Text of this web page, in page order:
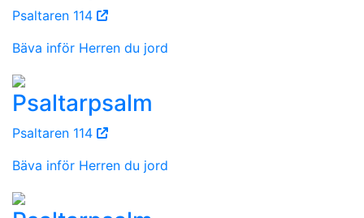
Psaltaren 114
Bäva inför Herren du jord
Psaltarpsalm
Psaltaren 114
Bäva inför Herren du jord